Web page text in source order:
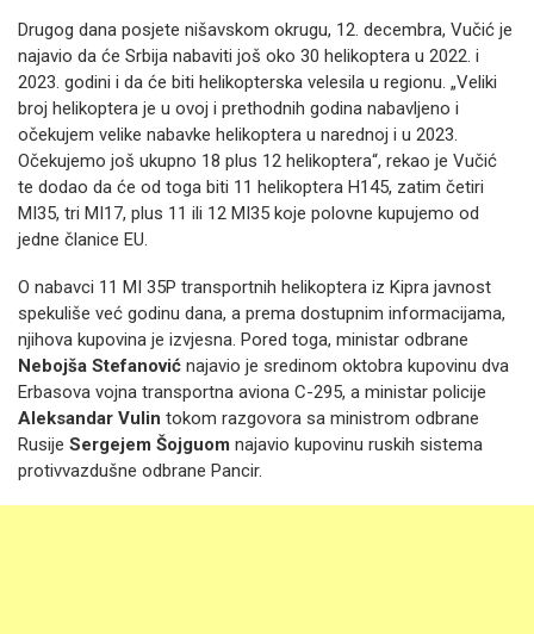
Drugog dana posjete nišavskom okrugu, 12. decembra, Vučić je
najavio da će Srbija nabaviti još oko 30 helikoptera u 2022. i
2023. godini i da će biti helikopterska velesila u regionu. „Veliki
broj helikoptera je u ovoj i prethodnih godina nabavljeno i
očekujem velike nabavke helikoptera u narednoj i u 2023.
Očekujemo još ukupno 18 plus 12 helikoptera“, rekao je Vučić
te dodao da će od toga biti 11 helikoptera H145, zatim četiri
MI35, tri MI17, plus 11 ili 12 MI35 koje polovne kupujemo od
jedne članice EU.
O nabavci 11 MI 35P transportnih helikoptera iz Kipra javnost
spekuliše već godinu dana, a prema dostupnim informacijama,
njihova kupovina je izvjesna. Pored toga, ministar odbrane
Nebojša Stefanović najavio je sredinom oktobra kupovinu dva
Erbasova vojna transportna aviona C-295, a ministar policije
Aleksandar Vulin tokom razgovora sa ministrom odbrane
Rusije Sergejem Šojguom najavio kupovinu ruskih sistema
protivvazdušne odbrane Pancir.